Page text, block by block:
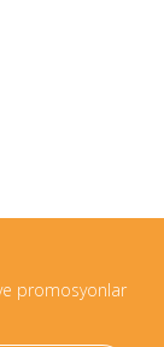
promosyonlar